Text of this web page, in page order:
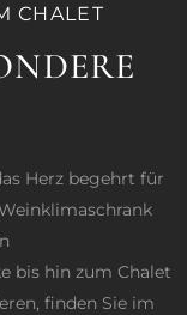
CHALET
Herz begehrt für
bis hin zum Chalet
finden Sie im